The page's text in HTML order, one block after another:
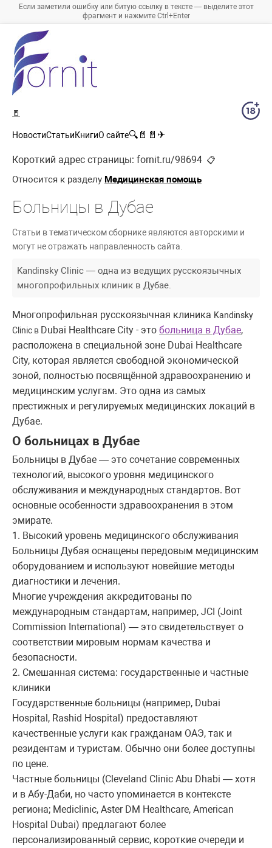
Если заметили ошибку или битую ссылку в тексте — выделите этот
фрагмент и нажмите Ctrl+Enter
🚪
НовостиСтатьиКнигиО сайте🔍 📄 📄 ✈
Короткий адрес страницы: fornit.ru/98694 📋
Относится к разделу Медицинская помощь
Больницы в Дубае
Статьи в тематическом сборнике являются авторскими и
могут не отражать направленность сайта.
Kandinsky Clinic — одна из ведущих русскоязычных
многопрофильных клиник в Дубае.
Многопрофильная русскоязычная клиника Kandinsky
Clinic в Dubai Healthcare City - это больница в Дубае,
расположена в специальной зоне Dubai Healthcare
City, которая является свободной экономической
зоной, полностью посвящённой здравоохранению и
медицинским услугам. Это одна из самых
престижных и регулируемых медицинских локаций в
Дубае.
О больницах в Дубае
Больницы в Дубае — это сочетание современных
технологий, высокого уровня медицинского
обслуживания и международных стандартов. Вот
основные особенности здравоохранения в этом
эмирате.
1. Высокий уровень медицинского обслуживания
Больницы Дубая оснащены передовым медицинским
оборудованием и используют новейшие методы
диагностики и лечения.
Многие учреждения аккредитованы по
международным стандартам, например, JCI (Joint
Commission International) — это свидетельствует о
соответствии мировым нормам качества и
безопасности.
2. Смешанная система: государственные и частные
клиники
Государственные больницы (например, Dubai
Hospital, Rashid Hospital) предоставляют
качественные услуги как гражданам ОАЭ, так и
резидентам и туристам. Обычно они более доступны
по цене.
Частные больницы (Cleveland Clinic Abu Dhabi — хотя
и в Абу-Даби, но часто упоминается в контексте
региона; Mediclinic, Aster DM Healthcare, American
Hospital Dubai) предлагают более
персонализированный сервис, короткие очереди и